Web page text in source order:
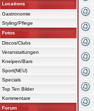
Locations
Gastronomie
Styling/Pflege
Fotos
Discos/Clubs
Veranstaltungen
Kneipen/Bars
Sport(NEU)
Specials
Top Ten Bilder
Kommentare
Forum